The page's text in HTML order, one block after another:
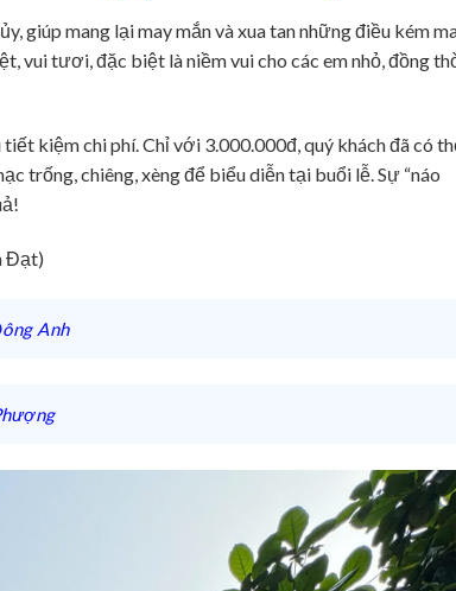
giúp mang lại may mắn và xua tan những điều kém
vui tươi, đặc biệt là niềm vui cho các em nhỏ, đồng
kiệm chi phí. Chỉ với 3.000.000đ, quý khách đã có
trống, chiêng, xèng để biểu diễn tại buổi lễ. Sự “náo
Đạt)
Anh